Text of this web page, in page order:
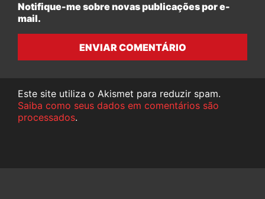
Notifique-me sobre novas publicações por e-
mail.
ENVIAR COMENTÁRIO
Este site utiliza o Akismet para reduzir spam.
Saiba como seus dados em comentários são
processados.